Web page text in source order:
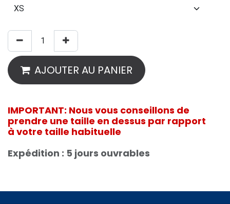
AJOUTER AU PANIER
IMPORTANT: Nous vous conseillons de
prendre une taille en dessus par rapport
à votre taille habituelle
Expédition : 5 jours ouvrables